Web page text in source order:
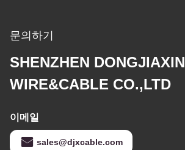
문의하기
SHENZHEN DONGJIAXIN
WIRE&CABLE CO.,LTD
이메일
sales@djxcable.com